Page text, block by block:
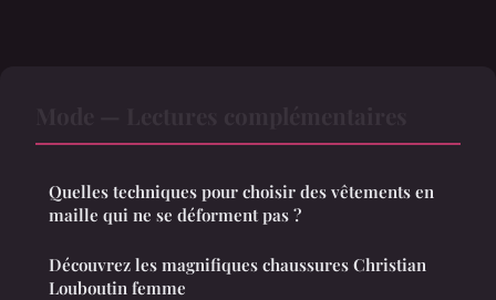
Quelles techniques pour choisir des vêtements en
maille qui ne se déforment pas ?
Découvrez les magnifiques chaussures Christian
Louboutin femme